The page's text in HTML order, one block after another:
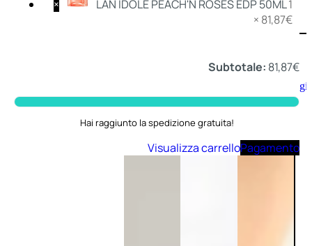
Aggiungi
al
× LAN IDOLE PEACH'N ROSES EDP 50ML1
× 81,87€
Subtotale: 81,87€
Hai raggiunto la spedizione gratuita!
Visualizza carrelloPagamento